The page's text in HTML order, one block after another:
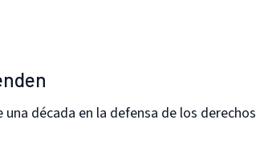
década en la defensa de los derechos